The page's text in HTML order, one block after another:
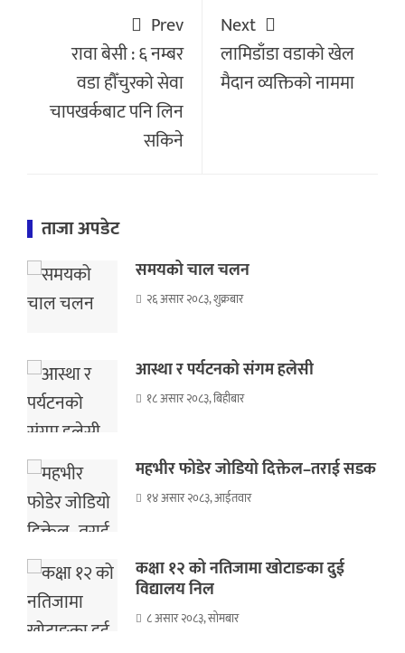
Prev
रावा बेसी : ६ नम्बर
वडा हौँचुरको सेवा
चापखर्कबाट पनि लिन
सकिने
Next
लामिडाँडा वडाको खेल
मैदान व्यक्तिको नाममा
ताजा अपडेट
समयको चाल चलन
२६ असार २०८३, शुक्रबार
आस्था र पर्यटनको संगम हलेसी
१८ असार २०८३, बिहीबार
महभीर फोडेर जोडियो दिक्तेल–तराई सडक
१४ असार २०८३, आईतवार
कक्षा १२ को नतिजामा खोटाङका दुई
विद्यालय निल
८ असार २०८३, सोमबार